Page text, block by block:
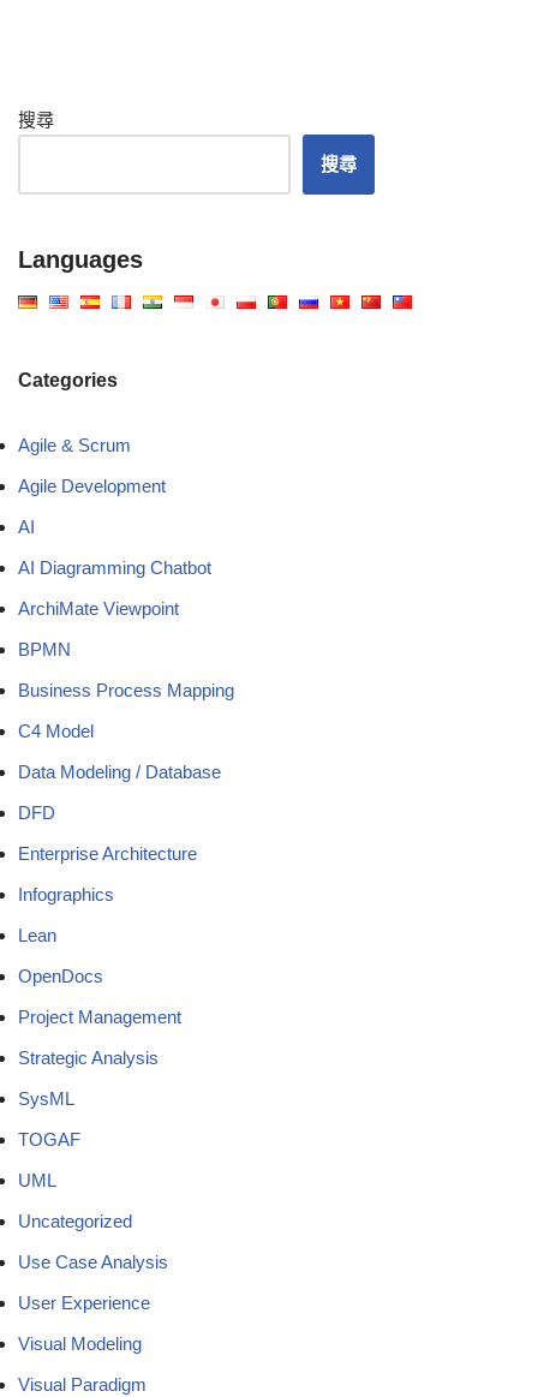
搜尋
搜尋
Languages
Categories
Agile & Scrum
Agile Development
AI
AI Diagramming Chatbot
ArchiMate Viewpoint
BPMN
Business Process Mapping
C4 Model
Data Modeling / Database
DFD
Enterprise Architecture
Infographics
Lean
OpenDocs
Project Management
Strategic Analysis
SysML
TOGAF
UML
Uncategorized
Use Case Analysis
User Experience
Visual Modeling
Visual Paradigm